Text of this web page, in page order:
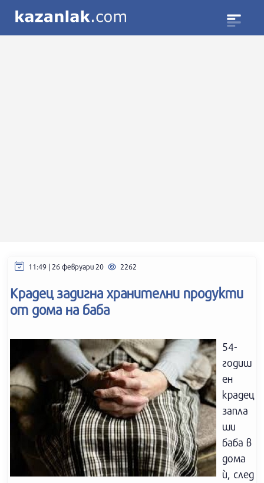
11:49 | 26 февруари 20 2262
Крадец задигна хранителни продукти
от дома на баба
54-
годиш
ен
крадец
запла
ши
баба в
дома
ѝ, след